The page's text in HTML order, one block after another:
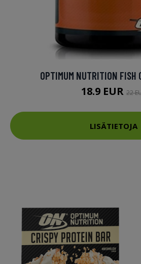
OPTIMUM NUTRITION FISH
18.9 EUR 22
LISÄTIETOJA